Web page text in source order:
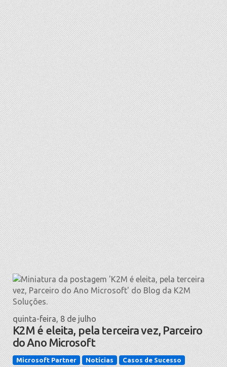
quinta-feira, 8 de julho
K2M é eleita, pela terceira vez, Parceiro
do Ano Microsoft
Microsoft Partner Notícias
Casos de Sucesso